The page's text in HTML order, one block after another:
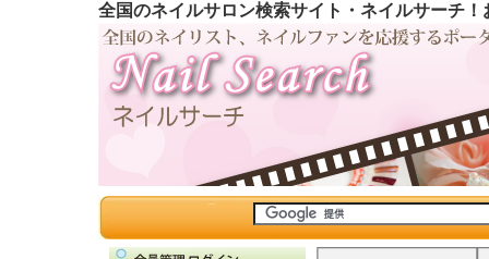
全国のネイルサロン検索サイト・ネイルサーチ